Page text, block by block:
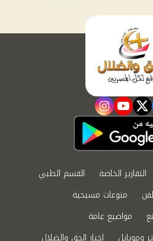
twitter
youtube
instagram
التقارير الخاصة
القسم الطبي
منوعات مسيحية
مواضيع عامة
وموبايل اخبار الحق والضلال